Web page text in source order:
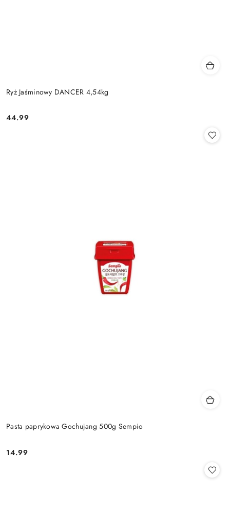
Ryż Jaśminowy DANCER 4,54kg
Cena:
44.99
Pasta paprykowa Gochujang 500g Sempio
Cena:
14.99